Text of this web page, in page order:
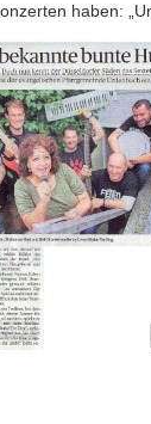
haben: